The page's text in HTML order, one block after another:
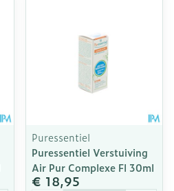
Puressentiel
Puressentiel Verstuiving
Air Pur Complexe Fl 30ml
€ 18,95